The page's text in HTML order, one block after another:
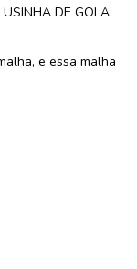
DE GOLA
e essa malha